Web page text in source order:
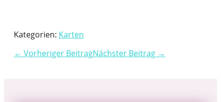
Kategorien: Karten
← Vorheriger BeitragNächster Beitrag →